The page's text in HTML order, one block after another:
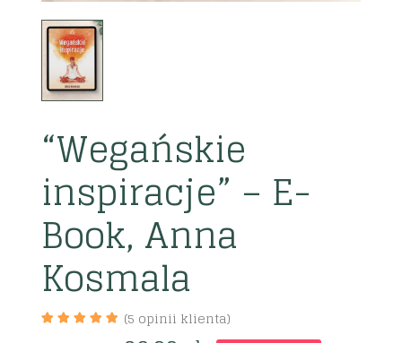
“Wegańskie
inspiracje” – E-
Book, Anna
Kosmala
(5 opinii klienta)